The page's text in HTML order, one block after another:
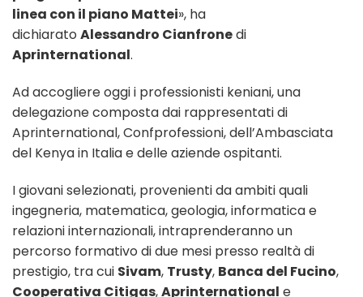
linea con il piano Mattei», ha
dichiarato Alessandro Cianfronedi
Aprinternational.
Ad accogliere oggi i professionisti keniani, una
delegazione composta dai rappresentati di
Aprinternational, Confprofessioni, dell’Ambasciata
del Kenya in Italia e delle aziende ospitanti.
I giovani selezionati, provenienti da ambiti quali
ingegneria, matematica, geologia, informatica e
relazioni internazionali, intraprenderanno un
percorso formativo di due mesi presso realtà di
prestigio, tra cui Sivam, Trusty, Banca del Fucino,
Cooperativa Citigas,Aprinternational e